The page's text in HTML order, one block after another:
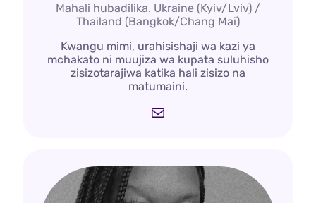
Mahali hubadilika. Ukraine (Kyiv/Lviv) /
Thailand (Bangkok/Chang Mai)
Kwangu mimi, urahisishaji wa kazi ya
mchakato ni muujiza wa kupata suluhisho
zisizotarajiwa katika hali zisizo na
matumaini.
Barua